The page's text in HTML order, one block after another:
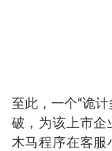
至此，一个“诡
破，为该上市企
木马程序在客服